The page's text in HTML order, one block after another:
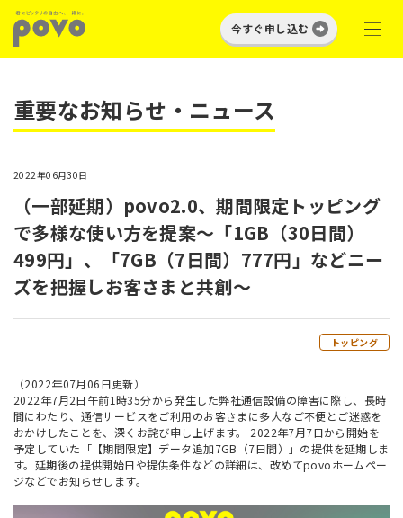
今すぐ申し込む
重要なお知らせ・ニュース
2022年06月30日
（一部延期）povo2.0、期間限定トッピング
で多様な使い方を提案～「1GB（30日間）
499円」、「7GB（7日間）777円」などニー
ズを把握しお客さまと共創～
トッピング
（2022年07月06日更新）
2022年7月2日午前1時35分から発生した弊社通信設備の障害に際し、長時
間にわたり、通信サービスをご利用のお客さまに多大なご不便とご迷惑を
おかけしたことを、深くお詫び申し上げます。 2022年7月7日から開始を
予定していた「【期間限定】データ追加7GB（7日間）」の提供を延期しま
す。延期後の提供開始日や提供条件などの詳細は、改めてpovoホームペー
ジなどでお知らせします。